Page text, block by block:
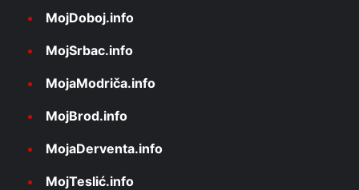
MojDoboj.info
MojSrbac.info
MojaModriča.info
MojBrod.info
MojaDerventa.info
MojTeslić.info